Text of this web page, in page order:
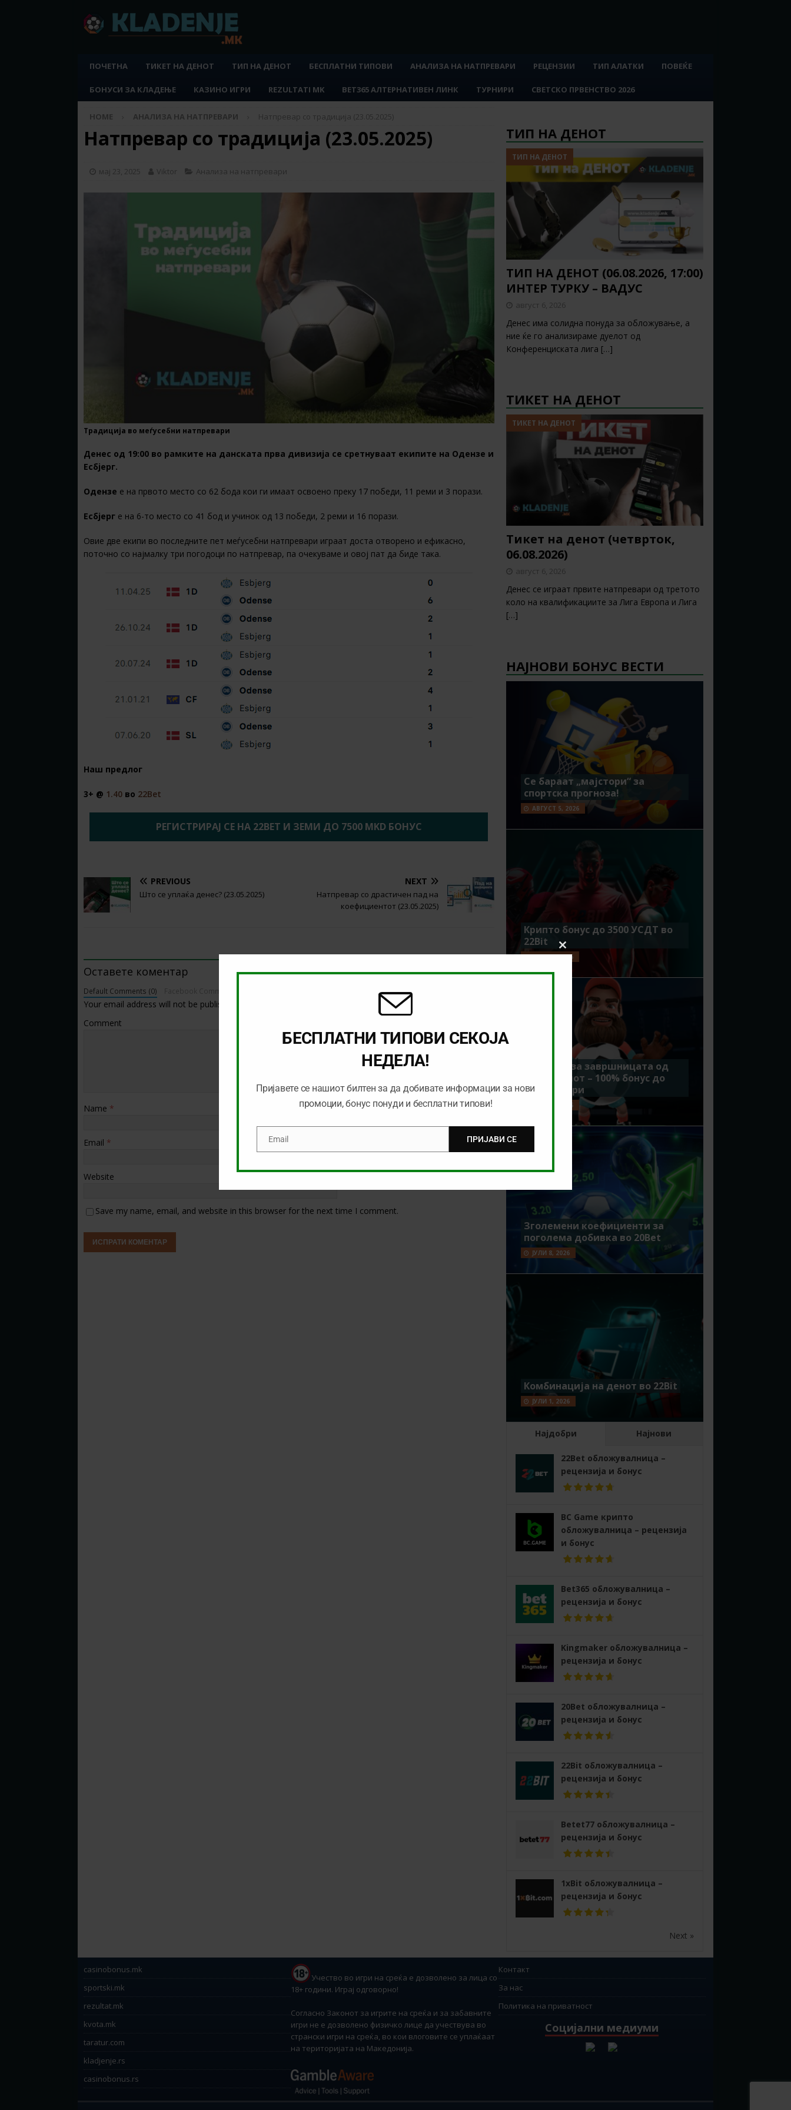
ПОЧЕТНА ТИКЕТ НА ДЕНОТ ТИП НА ДЕНОТ БЕСПЛАТНИ ТИПОВИ АНАЛИЗА НА НАТПРЕВАРИ РЕЦЕНЗИИ ТИП АЛАТКИ ПОВЕЌЕ
БОНУСИ ЗА КЛАДЕЊЕ КАЗИНО ИГРИ REZULTATI MK BET365 АЛТЕРНАТИВЕН ЛИНК ТУРНИРИ СВЕТСКО ПРВЕНСТВО 2026
HOME АНАЛИЗА НА НАТПРЕВАРИ Натпревар со традиција (23.05.2025)
Натпревар со традиција (23.05.2025)
мај 23, 2025 Viktor Анализа на натпревари
Традиција во меѓусебни натпревари
Денес од 19:00 во рамките на данската прва дивизија се сретнуваат екипите на Одензе и
Есбјерг.
Одензе е на првото место со 62 бода кои ги имаат освоено преку 17 победи, 11 реми и 3 порази.
Есбјерг е на 6-то место со 41 бод и учинок од 13 победи, 2 реми и 16 порази.
Овие две екипи во последните пет меѓусебни натпревари играат доста отворено и ефикасно,
поточно со најмалку три погодоци по натпревар, па очекуваме и овој пат да биде така.
Наш предлог
3+ @ 1.40 во 22Bet
РЕГИСТРИРАЈ СЕ НА 22BET И ЗЕМИ ДО 7500 MKD БОНУС
PREVIOUS
Што се уплаќа денес? (23.05.2025)
NEXT
Натпревар со драстичен пад на
коефициентот (23.05.2025)
BE THE FIRST TO COMMENT
Оставете коментар
Default Comments (0)
Your email address will not be published.
Comment
Name *
Email *
Website
Save my name, email, and website in this browser for the next time I comment.
ТИП НА ДЕНОТ
ТИП НА ДЕНОТ
ТИП НА ДЕНОТ (06.08.2026, 17:00)
ИНТЕР ТУРКУ – ВАДУС
август 6, 2026
Денес има солидна понуда за обложување, а
ние ќе го анализираме дуелот од
Конференциската лига […]
ТИКЕТ НА ДЕНОТ
ТИКЕТ НА ДЕНОТ
Тикет на денот (четврток,
06.08.2026)
август 6, 2026
Денес се играат првите натпревари од третото
коло на квалификациите за Лига Европа и Лига
[…]
НАЈНОВИ БОНУС ВЕСТИ
Се бараат „мајстори“ за
спортска прогноза!
АВГУСТ 5, 2026
Крипто бонус до 3500 УСДТ во
22Bit
ЈУЛИ 29, 2026
Идеално за завршницата од
Мундијалот – 100% бонус до
7500 денари
ЈУЛИ 15, 2026
Зголемени коефициенти за
поголема добивка во 20Bet
ЈУЛИ 8, 2026
Комбинација на денот во 22Bit
ЈУЛИ 1, 2026
Најдобри Најнови
22Bet обложувалница –
рецензија и бонус
BC Game крипто
обложувалница – рецензија
и бонус
Bet365 обложувалница –
рецензија и бонус
Kingmaker обложувалница –
рецензија и бонус
20Bet обложувалница –
рецензија и бонус
22Bit обложувалница –
рецензија и бонус
Betet77 обложувалница –
рецензија и бонус
1xBit обложувалница –
рецензија и бонус
Next »
casinobonus.mk
sportski.mk
rezultat.mk
kvota.mk
taratur.com
kladjenje.rs
casinobonus.rs
Учество во игри на среќа е дозволено за лица со
18+ години. Играј одговорно!
Согласно Законот за игрите на среќа и за забавните
игри не е дозволено физичко лице да учествува во
странски игри на среќа, во кои влоговите се уплаќаат
на територијата на Македонија.
Контакт
За нас
Политика на приватност
Социјални медиуми
Close
this
БЕСПЛАТНИ ТИПОВИ СЕКОЈА
НЕДЕЛА!
Пријавете се нашиот билтен за да добивате информации за нови
промоции, бонус понуди и бесплатни типови!
EmailEmail ПРИЈАВИ СЕ